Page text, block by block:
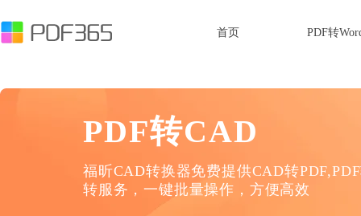
首页 PDF转
PDF转CAD
福昕CAD转换器免费提供CAD转
转服务，一键批量操作，方便高效